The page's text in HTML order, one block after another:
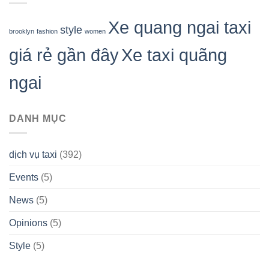
brooklyn fashion style women Xe quang ngai taxi
giá rẻ gần đâyXe taxi quãng
ngai
DANH MỤC
dịch vụ taxi (392)
Events (5)
News (5)
Opinions (5)
Style (5)